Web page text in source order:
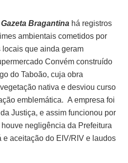
Gazeta Bragantina há registros
ambientais cometidos por
que ainda geram
Convém construído
do Taboão, cuja obra
nativa e desviou curso
emblemática. A empresa foi
Justiça, e assim funcionou por
negligência da Prefeitura
e aceitação do EIV/RIV e laudos